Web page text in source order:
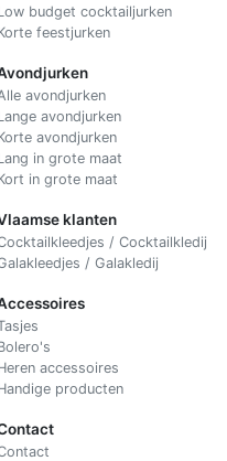
budget cocktailjurken
feestjurken
avondjurken
avondjurken
avondjurken
in grote maat
in grote maat
klanten
/ Cocktailkledij
/ Galakledij
accessoires
producten
ontact